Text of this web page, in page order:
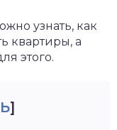
узнать, как
квартиры, а
этого.
]